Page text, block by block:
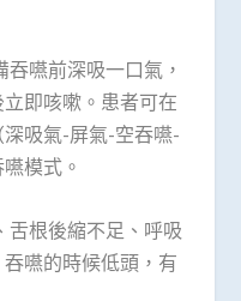
嚥前深吸一口氣，
即咳嗽。患者可在
吸氣-屏氣-空吞嚥-
模式。
根後縮不足、呼吸
嚥的時候低頭，有